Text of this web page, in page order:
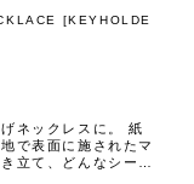
[KEYHOLDE
ネックレスに。 紙
で表面に施されたマ
立て、どんなシー…